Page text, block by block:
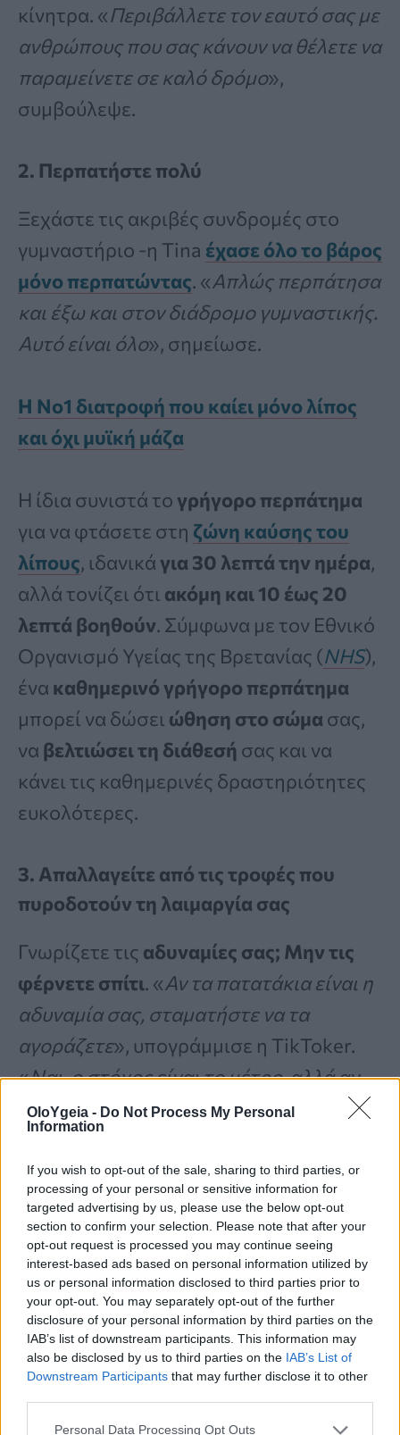
OloYgeia - Do Not Process My Personal
Information
If you wish to opt-out of the sale, sharing to third parties, or
processing of your personal or sensitive information for
targeted advertising by us, please use the below opt-out
section to confirm your selection. Please note that after your
opt-out request is processed you may continue seeing
interest-based ads based on personal information utilized by
us or personal information disclosed to third parties prior to
your opt-out. You may separately opt-out of the further
disclosure of your personal information by third parties on the
IAB’s list of downstream participants. This information may
also be disclosed by us to third parties on the IAB’s List of
Downstream Participants that may further disclose it to other
Personal Data Processing Opt Outs
κίνητρα. «Περιβάλλετε τον εαυτό σας με
ανθρώπους που σας κάνουν να θέλετε να
παραμείνετε σε καλό δρόμο»,
συμβούλεψε.
2. Περπατήστε πολύ
Ξεχάστε τις ακριβές συνδρομές στο
γυμναστήριο -η Tina έχασε όλο το βάρος
μόνο περπατώντας. «Απλώς περπάτησα
και έξω και στον διάδρομο γυμναστικής.
Αυτό είναι όλο», σημείωσε.
Η Νο1 διατροφή που καίει μόνο λίπος
και όχι μυϊκή μάζα
Η ίδια συνιστά τογρήγορο περπάτημα
για να φτάσετε στη ζώνη καύσης του
λίπους, ιδανικάγια 30 λεπτά την ημέρα,
αλλά τονίζει ότι ακόμη και 10 έως 20
λεπτά βοηθούν. Σύμφωνα με τον Εθνικό
Οργανισμό Υγείας της Βρετανίας (NHS),
ένα καθημερινό γρήγορο περπάτημα
μπορεί να δώσει ώθηση στο σώμα σας,
να βελτιώσει τη διάθεσή σας και να
κάνει τις καθημερινές δραστηριότητες
ευκολότερες.
3. Απαλλαγείτε από τις τροφές που
πυροδοτούν τη λαιμαργία σας
Γνωρίζετε τις αδυναμίες σας; Μην τις
φέρνετε σπίτι. «Αν τα πατατάκια είναι η
αδυναμία σας, σταματήστε να τα
αγοράζετε», υπογράμμισε η TikToker.
«Ναι, ο στόχος είναι το μέτρο, αλλά αν
δεν τα καταφέρνετε ακόμα, μην βάζετε
τον εαυτό σας σε πειρασμό
4. Πίνετε περισσότερο νερό
Πολλοί άνθρωποιμπερδεύουν τη δίψα
με την πείνα, προειδοποιεί η Tina. Η
συμβουλή της;Συνεχίστε να πίνετε -και
αν το σκέτονερόδεν σας αρέσει,
δοκιμάστε ναπροσθέσετε λίγο λεμόνι ή
αγγούρι. Σύμφωνα με τηMayo Clinic, οι